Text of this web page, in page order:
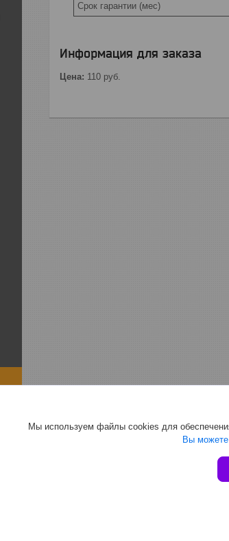
Срок гарантии (мес)
Информация для заказа
Цена: 110 руб.
Мы используем файлы cookies для
Вы